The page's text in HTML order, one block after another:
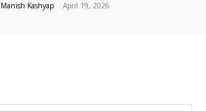
Manish Kashyap - April 19, 2026